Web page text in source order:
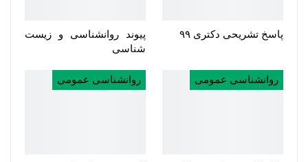
پاسخ تشریحی دکتری ۹۹
پیوند روانشناسی و زیست
شناسی
روانشناسی عمومی روانشناسی عمومی